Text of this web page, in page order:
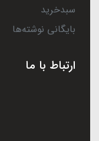
سبدخرید
بایگانی نوشته‌ها
ارتباط با ما